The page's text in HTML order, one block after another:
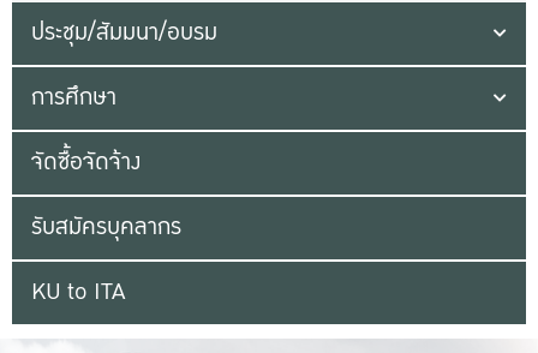
ประชุม/สัมมนา/อบรม
การศึกษา
จัดซื้อจัดจ้าง
รับสมัครบุคลากร
KU to ITA